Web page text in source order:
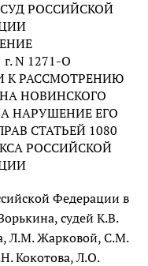
РОССИЙСКОЙ
N 1271-О
К РАССМОТРЕНИЮ
НОВИНСКОГО
НАРУШЕНИЕ ЕГО
СТАТЬЕЙ 1080
РОССИЙСКОЙ
Федерации в
судей К.В.
Л.М. Жарковой, С.М.
Кокотова, Л.О.